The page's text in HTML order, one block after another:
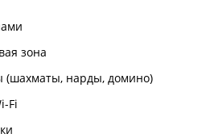
зона
(шахматы, нарды, домино)
Fi